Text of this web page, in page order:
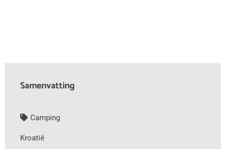
Samenvatting
Camping
Kroatië